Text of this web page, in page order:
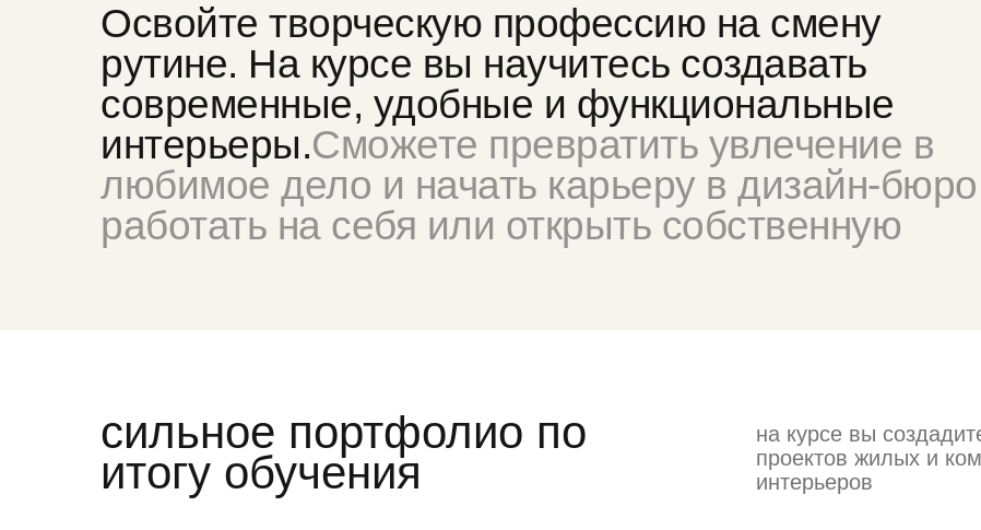
Освойте творческую профессию на смену
рутине. На курсе вы научитесь создавать
современные, удобные и функциональные
интерьеры.Сможете превратить увлечение в
любимое дело и начать карьеру в дизайн-
работать на себя или открыть собственную
сильное портфолио по
итогу обучения
на курсе вы
проектов жилых и
интерьеров